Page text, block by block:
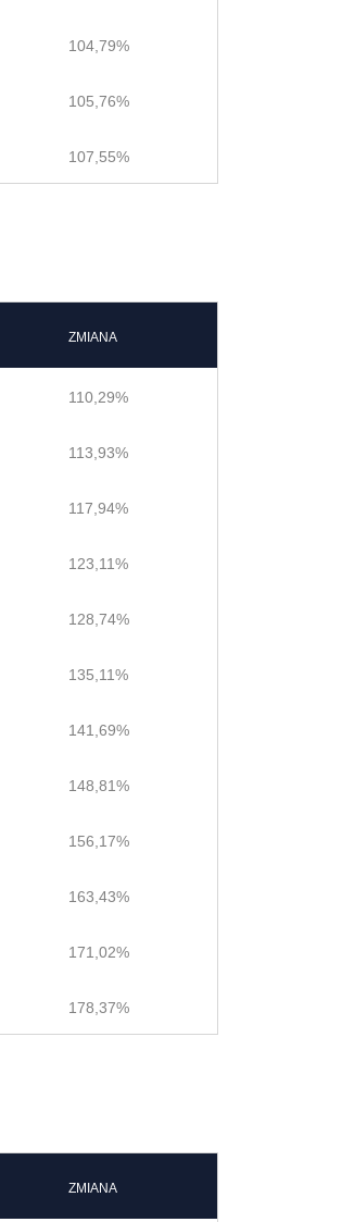
104,79%
105,76%
107,55%
ZMIANA
110,29%
113,93%
117,94%
123,11%
128,74%
135,11%
141,69%
148,81%
156,17%
163,43%
171,02%
178,37%
ZMIANA